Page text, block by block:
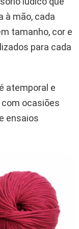
à mão, cada
tamanho, cor e
para cada
atemporal e
ocasiões
ensaios